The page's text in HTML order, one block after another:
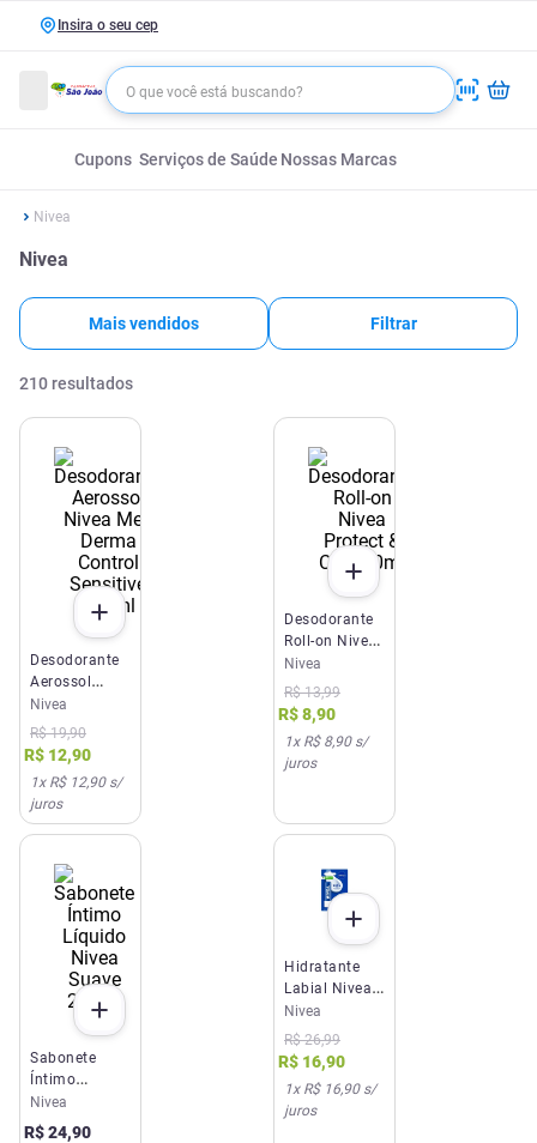
Insira o seu cep
Cupons Serviços de Saúde Nossas Marcas
Nivea
Nivea
Mais vendidos Filtrar
210 resultados
Desodorante
Aerossol
Nivea Men
Derma
Control
Sensitive
150ml
Nivea
R$ 19,90
R$ 12,90
1x R$ 12,90s/
juros
Desodorante
Roll-on Nivea
Protect & Care
50ml
Nivea
R$ 13,99
R$8,90
1x R$ 8,90s/
juros
Sabonete
Íntimo
Líquido Nivea
Suave 250ml
Nivea
R$24,90
Hidratante
Labial Nivea
Original Care
4,8g
Nivea
R$ 26,99
R$ 16,90
1x R$ 16,90s/
juros